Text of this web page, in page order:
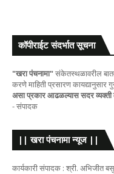
कॉपीराईट संदर्भात सूचना
"खरा पंचनामा"संकेतस्थळावरील
करणे माहिती प्रसारण कायद्यानुसार
असा प्रकार आढळल्यास सदर व्यक्ती
- संपादक
|| खरा पंचनामा न्यूज ||
कार्यकारी संपादक : श्री. अभिजीत